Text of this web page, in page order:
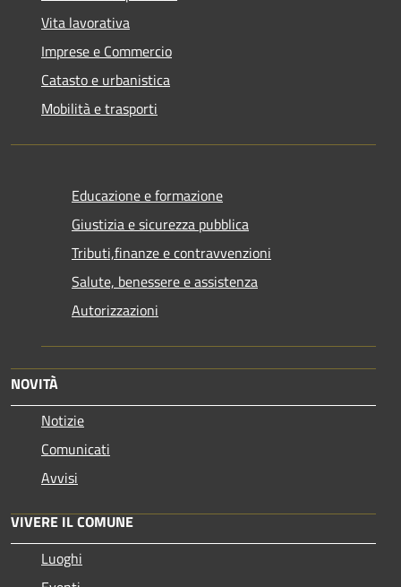
Vita lavorativa
Imprese e Commercio
Catasto e urbanistica
Mobilità e trasporti
Educazione e formazione
Giustizia e sicurezza pubblica
Tributi,finanze e contravvenzioni
Salute, benessere e assistenza
Autorizzazioni
NOVITÀ
Notizie
Comunicati
Avvisi
VIVERE IL COMUNE
Luoghi